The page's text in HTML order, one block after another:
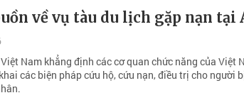
về vụ tàu du lịch gặp nạn tại
Nam khẳng định các cơ quan chức năng của Việt
các biện pháp cứu hộ, cứu nạn, điều trị cho người